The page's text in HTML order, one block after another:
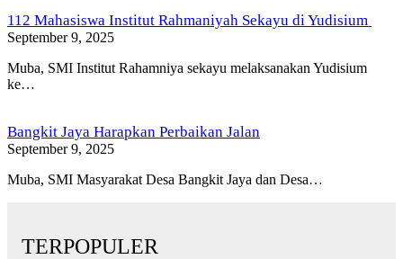
112 Mahasiswa Institut Rahmaniyah Sekayu di Yudisium
September 9, 2025
Muba, SMI Institut Rahamniya sekayu melaksanakan Yudisium
ke…
Bangkit Jaya Harapkan Perbaikan Jalan
September 9, 2025
Muba, SMI Masyarakat Desa Bangkit Jaya dan Desa…
TERPOPULER